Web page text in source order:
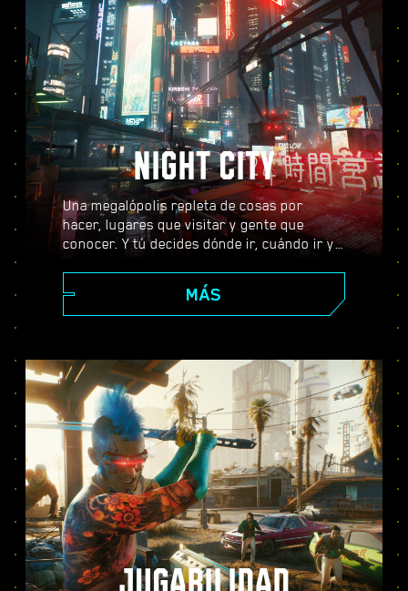
NIGHT CITY
Una megalópolis repleta de cosas por
hacer, lugares que visitar y gente que
conocer. Y tú decides dónde ir, cuándo ir y
rascacielos del Centro Corporativo hasta la
extensa periferia de las Badlands, Night
City está llena de secretos por descubrir.
MÁS